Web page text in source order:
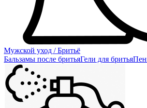
Мужской уход / Бритьё
Бальзамы после бритьяГели для бритья